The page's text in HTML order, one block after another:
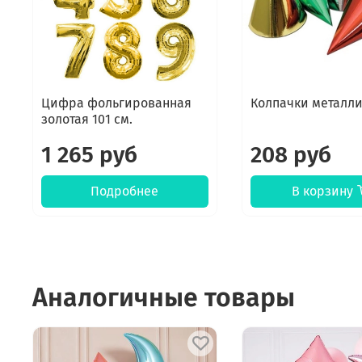
Цифра фольгированная
золотая 101 см.
1 265 руб
Подробнее
Колпачки
208 руб
В корзину
Аналогичные товары